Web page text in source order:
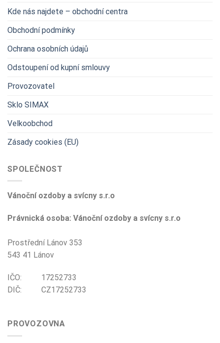
Kde nás najdete – obchodní centra
Obchodní podmínky
Ochrana osobních údajů
Odstoupení od kupní smlouvy
Provozovatel
Sklo SIMAX
Velkoobchod
Zásady cookies (EU)
SPOLEČNOST
Vánoční ozdoby a svícny s.r.o
Právnická osoba: Vánoční ozdoby a svícny s.r.o
Prostřední Lánov 353
543 41 Lánov
IČO: 17252733
DIČ: CZ17252733
PROVOZOVNA